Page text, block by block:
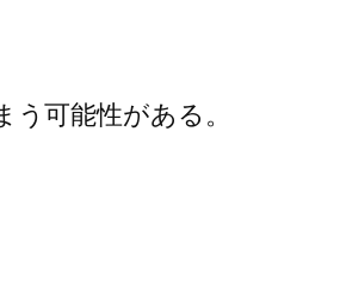
可能性がある。